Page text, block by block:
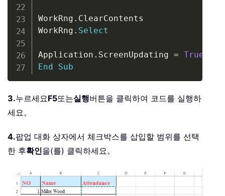
WorkRng . ClearContents
WorkRng . Select
Application . ScreenUpdating = True
End
Sub
3.누르세요F5또는실행버튼을 클릭하여 코드를 실행하
세요。
4.팝업 대화 상자에서 체크박스를 삽입할 범위를 선택
한 후확인을(를) 클릭하세요。